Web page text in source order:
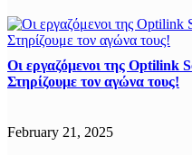
Οι εργαζόμενοι της Optilink
Στηρίζουμε τον αγώνα τους!
February 21, 2025